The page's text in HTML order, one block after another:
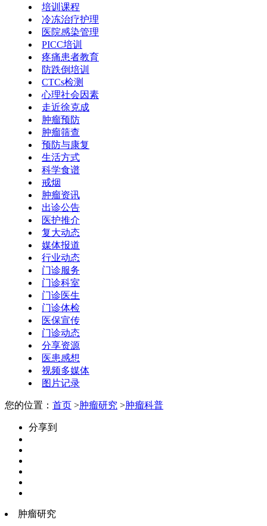
培训课程
冷冻治疗护理
医院感染管理
PICC培训
疼痛患者教育
防跌倒培训
CTCs检测
心理社会因素
走近徐克成
肿瘤预防
肿瘤筛查
预防与康复
生活方式
科学食谱
戒烟
肿瘤资讯
出诊公告
医护推介
复大动态
媒体报道
行业动态
门诊服务
门诊科室
门诊医生
门诊体检
医保宣传
门诊动态
分享资源
医患感想
视频多媒体
图片记录
您的位置： 首页 >肿瘤研究 >肿瘤科普
分享到
肿瘤研究